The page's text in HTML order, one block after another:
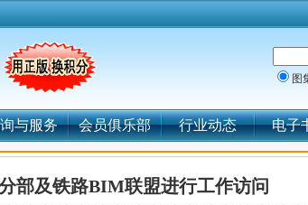
图
与服务 会员俱乐部 行业动态 电子
部及铁路BIM联盟进行工作访问